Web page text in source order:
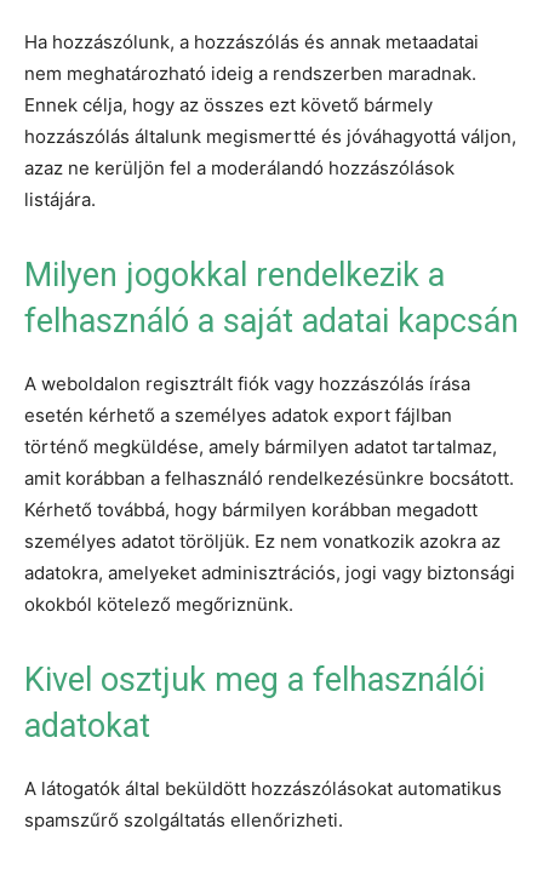
Ha hozzászólunk, a hozzászólás és annak metaadatai
nem meghatározható ideig a rendszerben maradnak.
Ennek célja, hogy az összes ezt követő bármely
hozzászólás általunk megismertté és jóváhagyottá váljon,
azaz ne kerüljön fel a moderálandó hozzászólások
listájára.
Milyen jogokkal rendelkezik a
felhasználó a saját adatai kapcsán
A weboldalon regisztrált fiók vagy hozzászólás írása
esetén kérhető a személyes adatok export fájlban
történő megküldése, amely bármilyen adatot tartalmaz,
amit korábban a felhasználó rendelkezésünkre bocsátott.
Kérhető továbbá, hogy bármilyen korábban megadott
személyes adatot töröljük. Ez nem vonatkozik azokra az
adatokra, amelyeket adminisztrációs, jogi vagy biztonsági
okokból kötelező megőriznünk.
Kivel osztjuk meg a felhasználói
adatokat
A látogatók által beküldött hozzászólásokat automatikus
spamszűrő szolgáltatás ellenőrizheti.